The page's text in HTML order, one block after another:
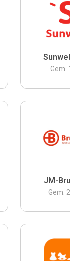
Gem.
JM-
Gem.